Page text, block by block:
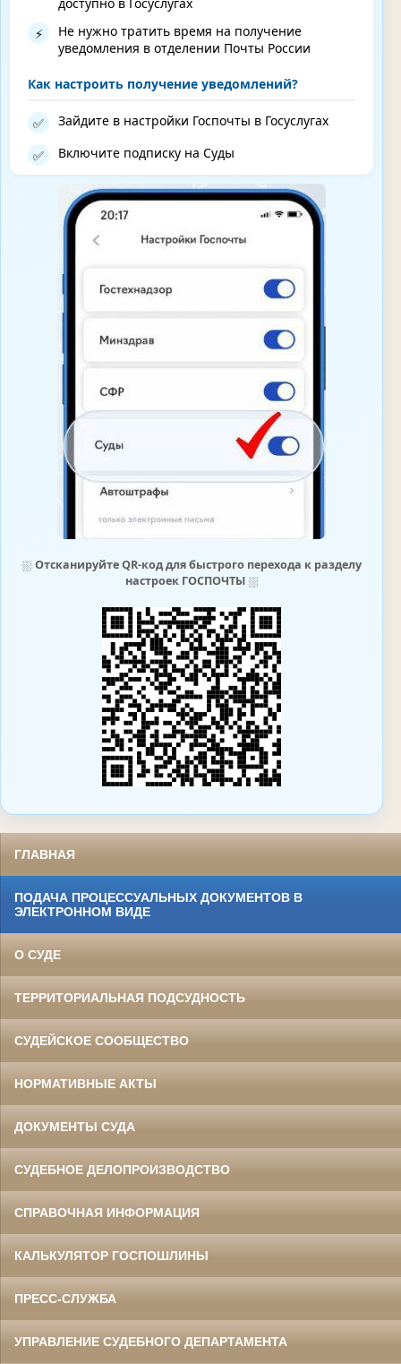
⚡
Не нужно тратить время на получение
уведомления в отделении Почты России
Как настроить получение уведомлений?
✅ Зайдите в настройки Госпочты в Госуслугах
✅ Включите подписку на Суды
⛆ Отсканируйте QR-код для быстрого перехода к разделу
настроек ГОСПОЧТЫ⛆
ГЛАВНАЯ
ПОДАЧА ПРОЦЕССУАЛЬНЫХ ДОКУМЕНТОВ В
ЭЛЕКТРОННОМ ВИДЕ
О СУДЕ
ТЕРРИТОРИАЛЬНАЯ ПОДСУДНОСТЬ
СУДЕЙСКОЕ СООБЩЕСТВО
НОРМАТИВНЫЕ АКТЫ
ДОКУМЕНТЫ СУДА
СУДЕБНОЕ ДЕЛОПРОИЗВОДСТВО
СПРАВОЧНАЯ ИНФОРМАЦИЯ
КАЛЬКУЛЯТОР ГОСПОШЛИНЫ
ПРЕСС-СЛУЖБА
УПРАВЛЕНИЕ СУДЕБНОГО ДЕПАРТАМЕНТА